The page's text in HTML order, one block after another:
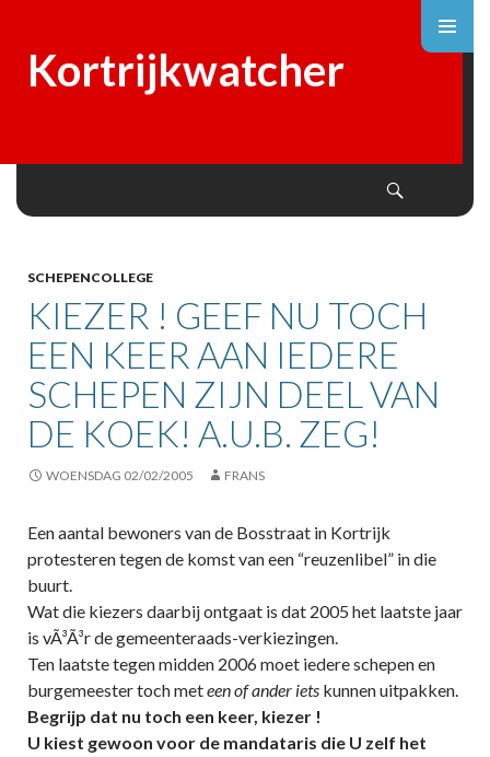
Kortrijkwatcher
SCHEPENCOLLEGE
KIEZER ! GEEF NU TOCH
EEN KEER AAN IEDERE
SCHEPEN ZIJN DEEL VAN
DE KOEK! A.U.B. ZEG!
WOENSDAG 02/02/2005 FRANS
Een aantal bewoners van de Bosstraat in Kortrijk
protesteren tegen de komst van een “reuzenlibel” in die
buurt.
Wat die kiezers daarbij ontgaat is dat 2005 het laatste jaar
is vÃ³Ã³r de gemeenteraads-verkiezingen.
Ten laatste tegen midden 2006 moet iedere schepen en
burgemeester toch meteen of ander iets kunnen uitpakken.
Begrijp dat nu toch een keer, kiezer !
U kiest gewoon voor de mandataris die U zelf het